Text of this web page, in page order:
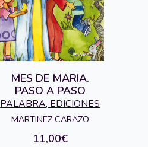
MES DE MARIA.
PASO A PASO
PALABRA, EDICIONES
MARTINEZ CARAZO
11,00€